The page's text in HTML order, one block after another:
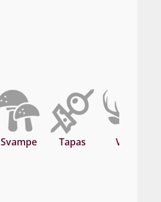
Svampe Tapas Vildt